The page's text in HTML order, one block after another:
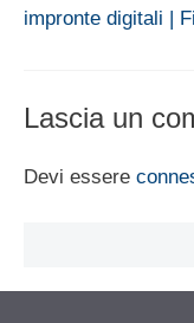
impronte digitali |
Lascia un
Devi essere